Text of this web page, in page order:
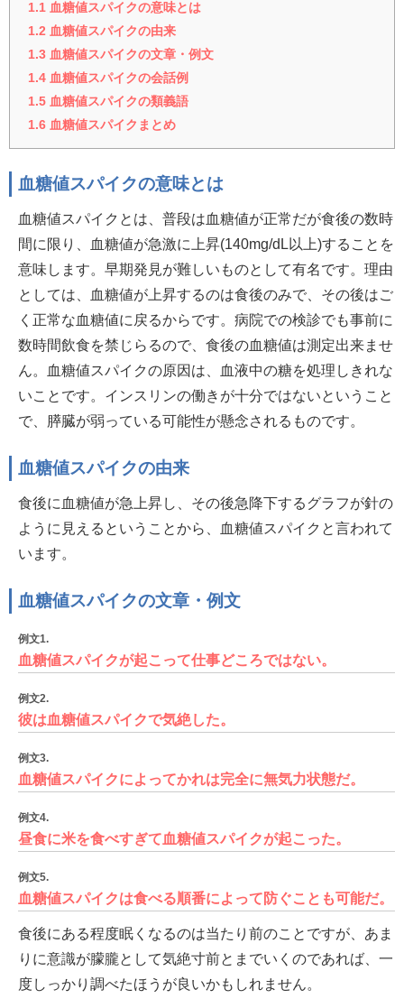
1.1 血糖値スパイクの意味とは
1.2 血糖値スパイクの由来
1.3 血糖値スパイクの文章・例文
1.4 血糖値スパイクの会話例
1.5 血糖値スパイクの類義語
1.6 血糖値スパイクまとめ
血糖値スパイクの意味とは
血糖値スパイクとは、普段は血糖値が正常だが食後の数時
間に限り、血糖値が急激に上昇(140mg/dL以上)することを
意味します。早期発見が難しいものとして有名です。理由
としては、血糖値が上昇するのは食後のみで、その後はご
く正常な血糖値に戻るからです。病院での検診でも事前に
数時間飲食を禁じらるので、食後の血糖値は測定出来ませ
ん。血糖値スパイクの原因は、血液中の糖を処理しきれな
いことです。インスリンの働きが十分ではないということ
で、膵臓が弱っている可能性が懸念されるものです。
血糖値スパイクの由来
食後に血糖値が急上昇し、その後急降下するグラフが針の
ように見えるということから、血糖値スパイクと言われて
います。
血糖値スパイクの文章・例文
例文1.
血糖値スパイクが起こって仕事どころではない。
例文2.
彼は血糖値スパイクで気絶した。
例文3.
血糖値スパイクによってかれは完全に無気力状態だ。
例文4.
昼食に米を食べすぎて血糖値スパイクが起こった。
例文5.
血糖値スパイクは食べる順番によって防ぐことも可能だ。
食後にある程度眠くなるのは当たり前のことですが、あま
りに意識が朦朧として気絶寸前とまでいくのであれば、一
度しっかり調べたほうが良いかもしれません。